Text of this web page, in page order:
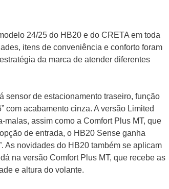
24/25 do HB20 e do CRETA em toda
itens de conveniência e conforto foram
da marca de atender diferentes
sensor de estacionamento traseiro, função
com acabamento cinza. A versão Limited
assim como a Comfort Plus MT, que
de entrada, o HB20 Sense ganha
As novidades do HB20 também se aplicam
na versão Comfort Plus MT, que recebe as
e altura do volante.